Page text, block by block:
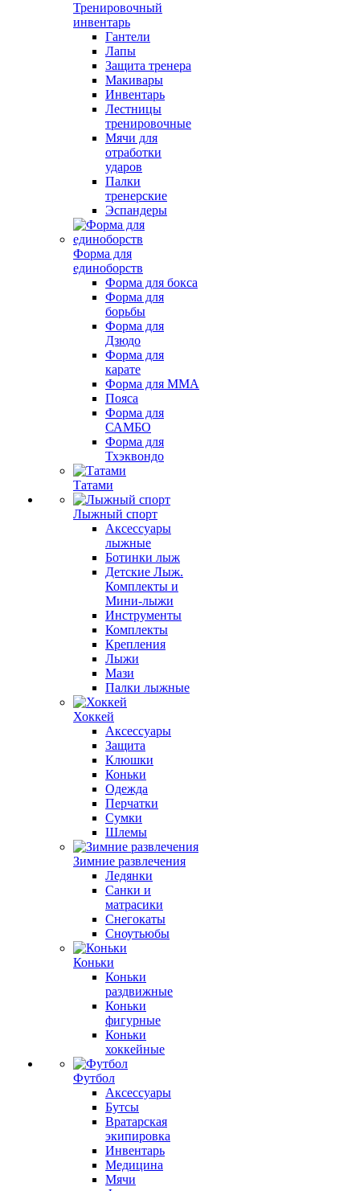
Тренировочный
инвентарь
Гантели
Лапы
Защита тренера
Макивары
Инвентарь
Лестницы
тренировочные
Мячи для
отработки
ударов
Палки
тренерские
Эспандеры
Форма для
единоборств
Форма для бокса
Форма для
борьбы
Форма для
Дзюдо
Форма для
карате
Форма для MMA
Пояса
Форма для
САМБО
Форма для
Тхэквондо
Татами
Лыжный спорт
Аксессуары
лыжные
Ботинки лыж
Детские Лыж.
Комплекты и
Мини-лыжи
Инструменты
Комплекты
Крепления
Лыжи
Мази
Палки лыжные
Хоккей
Аксессуары
Защита
Клюшки
Коньки
Одежда
Перчатки
Сумки
Шлемы
Зимние развлечения
Ледянки
Санки и
матрасики
Снегокаты
Сноутьюбы
Коньки
Коньки
раздвижные
Коньки
фигурные
Коньки
хоккейные
Футбол
Аксессуары
Бутсы
Вратарская
экипировка
Инвентарь
Медицина
Мячи